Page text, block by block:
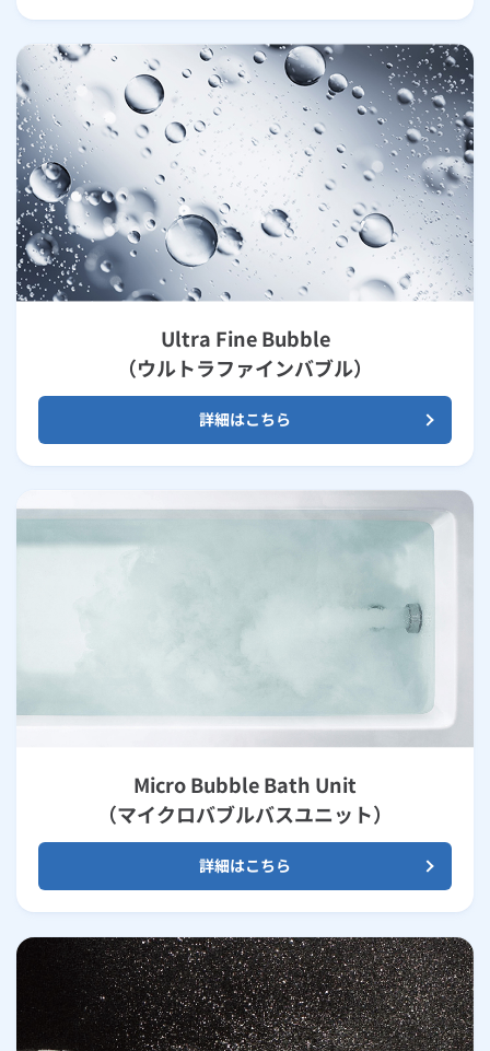
Ultra Fine Bubble
（ウルトラファインバブル）
詳細はこちら
Micro Bubble Bath Unit
（マイクロバブルバスユニット）
詳細はこちら